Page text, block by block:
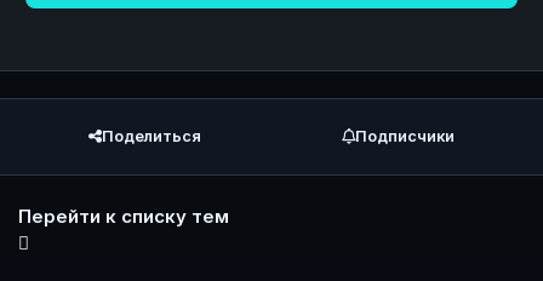
Поделиться Подписчики
Перейти к списку тем